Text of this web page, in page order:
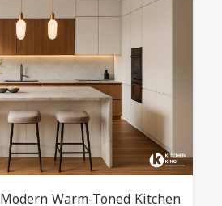
Modern Warm-Toned Kitchen